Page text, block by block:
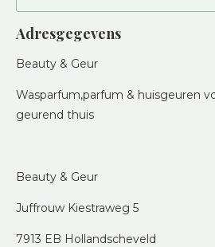
Adresgegevens
Beauty & Geur
Wasparfum,parfum & huisgeuren
geurend thuis
Beauty & Geur
Juffrouw Kiestraweg 5
7913 EB Hollandscheveld